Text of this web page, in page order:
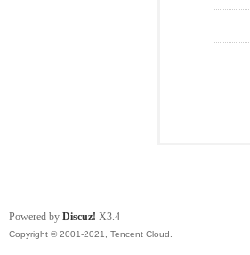
Powered by Discuz! X3.4
Copyright © 2001-2021, Tencent Cloud.